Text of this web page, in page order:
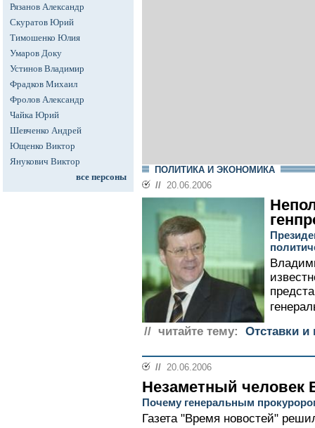
Рязанов Александр
Скуратов Юрий
Тимошенко Юлия
Умаров Доку
Устинов Владимир
Фрадков Михаил
Фролов Александр
Чайка Юрий
Шевченко Андрей
Ющенко Виктор
Янукович Виктор
все персоны
ПОЛИТИКА И ЭКОНОМИКА
// 20.06.2006
// читайте тему:
Отставки и
// 20.06.2006
Незаметный человек
Почему генеральным
Газета "Время новостей"